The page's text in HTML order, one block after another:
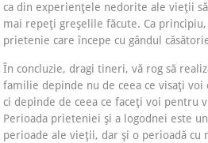
ca din experienţele nedorite ale vieţii
mai repeţi greşelile făcute. Ca
prietenie care începe cu gândul
În concluzie, dragi tineri, vă rog să
familie depinde nu de ceea ce visaţi voi
ci depinde de ceea ce faceţi voi pentru
Perioada prieteniei şi a logodnei este
perioade ale vieţii, dar şi o perioadă